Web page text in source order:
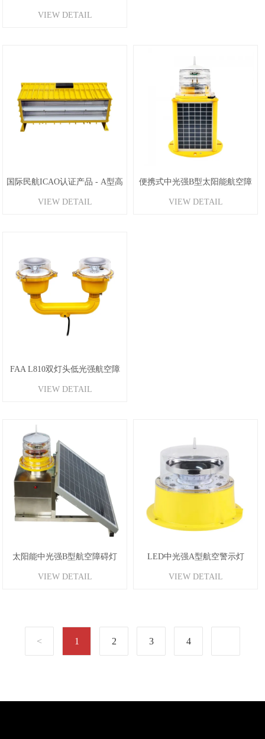
VIEW DETAIL
国际民航ICAO认证产品 - A型高
光强障碍灯
VIEW DETAIL
便携式中光强B型太阳能航空障
碍灯
VIEW DETAIL
FAA L810双灯头低光强航空障
碍灯
VIEW DETAIL
太阳能中光强B型航空障碍灯
VIEW DETAIL
LED中光强A型航空警示灯
VIEW DETAIL
1 2 3 4